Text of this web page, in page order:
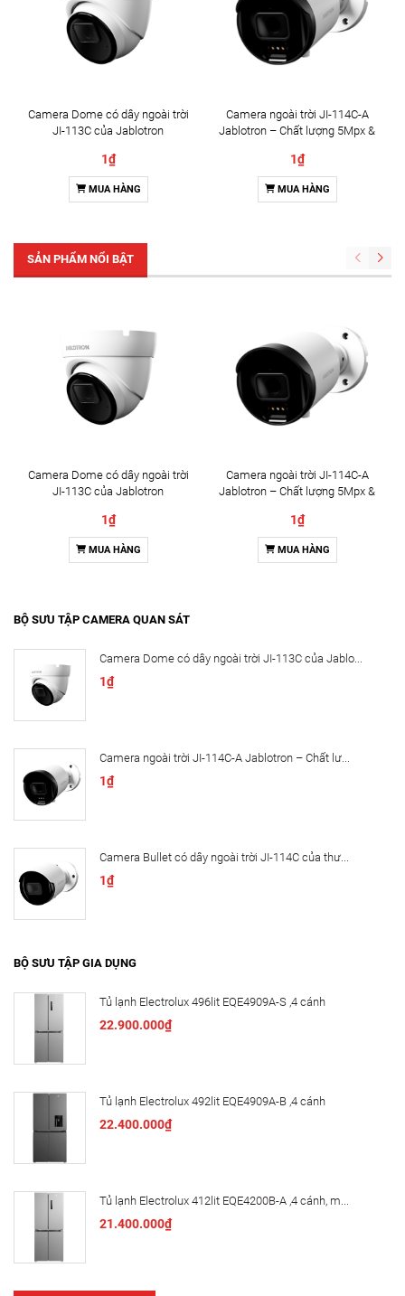
Camera Dome có dây ngoài trời
JI-113C của Jablotron
1₫
MUA HÀNG
Camera ngoài trời JI-114C-A
Jablotron – Chất lượng 5Mpx &
1₫
MUA HÀNG
SẢN PHẨM NỔI BẬT
Camera Dome có dây ngoài trời
JI-113C của Jablotron
1₫
MUA HÀNG
Camera ngoài trời JI-114C-A
Jablotron – Chất lượng 5Mpx &
1₫
MUA HÀNG
BỘ SƯU TẬP CAMERA QUAN SÁT
Camera Dome có dây ngoài trời JI-113C của Jablo...
1₫
Camera ngoài trời JI-114C-A Jablotron – Chất lư...
1₫
Camera Bullet có dây ngoài trời JI-114C của thư...
1₫
BỘ SƯU TẬP GIA DỤNG
Tủ lạnh Electrolux 496lit EQE4909A-S ,4 cánh
22.900.000₫
Tủ lạnh Electrolux 492lit EQE4909A-B ,4 cánh
22.400.000₫
Tủ lạnh Electrolux 412lit EQE4200B-A ,4 cánh, m...
21.400.000₫